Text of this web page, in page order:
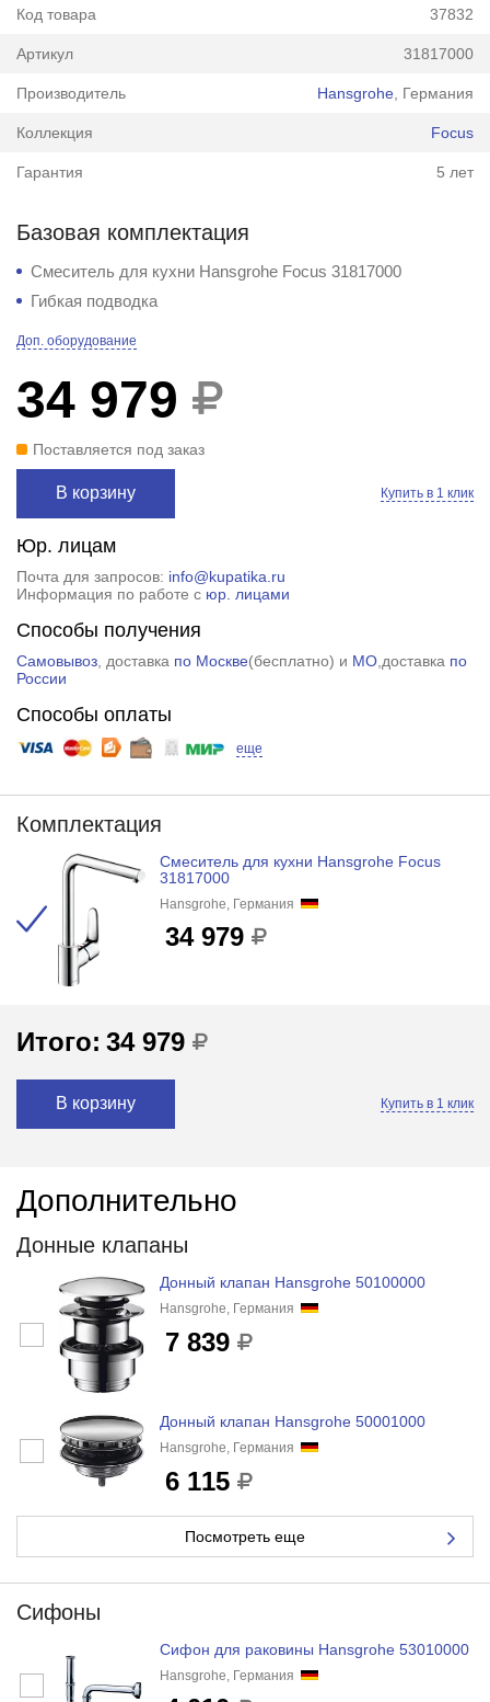
Код товара 37832
Артикул 31817000
Производитель Hansgrohe , Германия
Коллекция Focus
Гарантия 5 лет
Базовая комплектация
Смеситель для кухни Hansgrohe Focus 31817000
Гибкая подводка
Доп. оборудование
34 979
Поставляется под заказ
В корзину Купить в 1 клик
Юр. лицам
Почта для запросов: info@kupatika.ru
Информация по работе с юр. лицами
Способы получения
Самовывоз, доставка по Москве(бесплатно) и МО,доставка по
России
Способы оплаты
еще
Комплектация
Смеситель для кухни Hansgrohe Focus
31817000
Hansgrohe, Германия
34 979
Итого: 34 979
В корзину Купить в 1 клик
Дополнительно
Донные клапаны
Донный клапан Hansgrohe 50100000
Hansgrohe, Германия
7 839
Донный клапан Hansgrohe 50001000
Hansgrohe, Германия
6 115
Посмотреть еще
Сифоны
Сифон для раковины Hansgrohe 53010000
Hansgrohe, Германия